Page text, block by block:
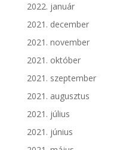
2022. január
2021. december
2021. november
2021. október
2021. szeptember
2021. augusztus
2021. július
2021. június